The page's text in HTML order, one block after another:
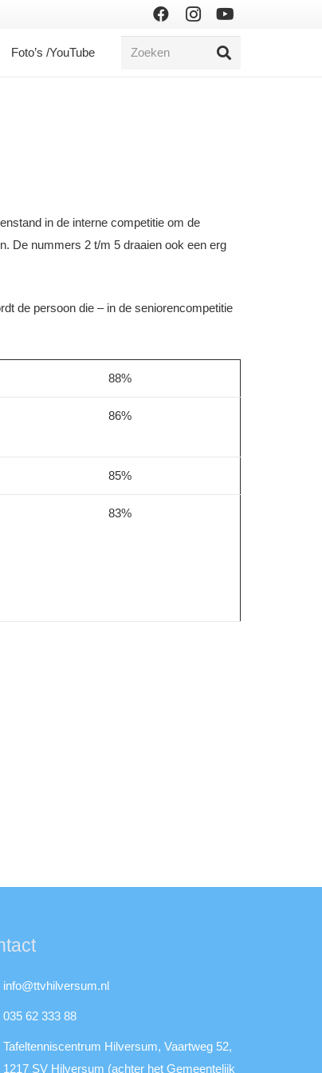
Foto’s /YouTube
in de interne competitie om de
De nummers 2 t/m 5 draaien ook een erg
de persoon die – in de seniorencompetitie
88%
86%
85%
83%
info@ttvhilversum.nl
035 62 333 88
Tafeltenniscentrum Hilversum, Vaartweg 52,
1217 SV Hilversum (achter het Gemeentelijk